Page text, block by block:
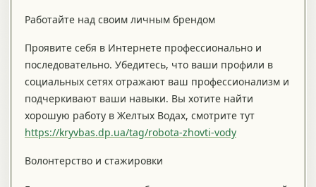
Работайте над своим личным брендом
Проявите себя в Интернете профессионально и
последовательно. Убедитесь, что ваши профили в
социальных сетях отражают ваш профессионализм и
подчеркивают ваши навыки. Вы хотите найти
хорошую работу в Желтых Водах, смотрите тут
https://kryvbas.dp.ua/tag/robota-zhovti-vody
Волонтерство и стажировки